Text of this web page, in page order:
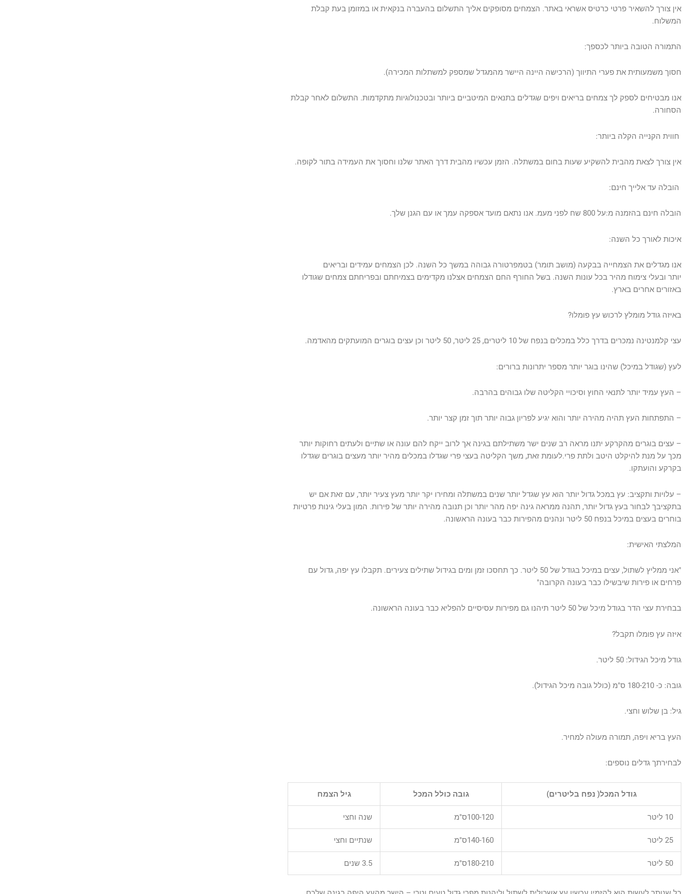
אין צורך להשאיר פרטי כרטיס אשראי באתר. הצמחים מסופקים אליך התשלום בהעברה בנקאית או במזומן בעת קבלת
המשלוח.
התמורה הטובה ביותר לכספך:
חסוך משמעותית את פערי התיווך (הרכישה היינה היישר מהמגדל שמספק למשתלות המכירה).
אנו מבטיחים לספק לך צמחים בריאים ויפים שגדלים בתנאים המיטביים ביותר ובטכנולוגיות מתקדמות. התשלום לאחר קבלת
הסחורה.
חווית הקנייה הקלה ביותר:
אין צורך לצאת מהבית להשקיע שעות בחום במשתלה. הזמן עכשיו מהבית דרך האתר שלנו וחסוך את העמידה בתור לקופה.
הובלה עד אלייך חינם:
הובלה חינם בהזמנה מ:על 800 שח לפני מעמ. אנו נתאם מועד אספקה עמך או עם הגנן שלך.
איכות לאורך כל השנה:
אנו מגדלים את הצמחייה בבקעה (מושב תומר) בטמפרטורה גבוהה במשך כל השנה. לכן הצמחים עמידים ובריאים
יותר ובעלי צימוח מהיר בכל עונות השנה. בשל החורף החם הצמחים אצלנו מקדימים בצמיחתם ובפריחתם צמחים שגודלו
באזורים אחרים בארץ.
באיזה גודל מומלץ לרכוש עץ פומלו?
עצי קלמנטינה נמכרים בדרך כלל במכלים בנפח של 10 ליטרים, 25 ליטר, 50 ליטר וכן עצים בוגרים המועתקים מהאדמה.
לעץ (שגודל במיכל) שהינו בוגר יותר מספר יתרונות ברורים:
– העץ עמיד יותר לתנאי החוץ וסיכויי הקליטה שלו גבוהים בהרבה.
– התפתחות העץ תהיה מהירה יותר והוא יגיע לפריון גבוה יותר תוך זמן קצר יותר.
– עצים בוגרים מהקרקע יתנו מראה רב שנים ישר משתילתם בגינה אך לרוב ייקח להם עונה או שתיים ולעתים רחוקות יותר
מכך על מנת להיקלט היטב ולתת פרי.לעומת זאת, משך הקליטה בעצי פרי שגדלו במכלים מהיר יותר מעצים בוגרים שגדלו
בקרקע והועתקו.
– עלויות ותקציב: עץ במכל גדול יותר הוא עץ שגדל יותר שנים במשתלה ומחירו יקר יותר מעץ צעיר יותר, עם זאת אם יש
בתקציבך לבחור בעץ גדול יותר, תהנה ממראה גינה יפה מהר יותר וכן תנובה מהירה יותר של פירות. המון בעלי גינות פרטיות
בוחרים בעצים במיכל בנפח 50 ליטר ונהנים מהפירות כבר בעונה הראשונה.
המלצתי האישית:
"אני ממליץ לשתול, עצים במיכל בגודל של 50 ליטר. כך תחסכו זמן ומים בגידול שתילים צעירים. תקבלו עץ יפה, גדול עם
פרחים או פירות שיבשילו כבר בעונה הקרובה"
בבחירת עצי הדר בגודל מיכל של 50 ליטר תיהנו גם מפירות עסיסיים להפליא כבר בעונה הראשונה.
איזה עץ פומלו תקבל?
גודל מיכל הגידול: 50 ליטר.
גובה: כ- 180-210 ס"מ (כולל גובה מיכל הגידול).
גיל: בן שלוש וחצי.
העץ בריא ויפה, תמורה מעולה למחיר.
לבחירתך גדלים נוספים:
גודל המכל( נפח בליטרים) גובה כולל המכל גיל הצמח
10 ליטר 100-120ס"מ שנה וחצי
25 ליטר 140-160ס"מ שנתיים וחצי
50 ליטר 180-210ס"מ 3.5 שנים